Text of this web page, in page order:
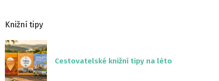
Knižní tipy
Cestovatelské knižní tipy na léto